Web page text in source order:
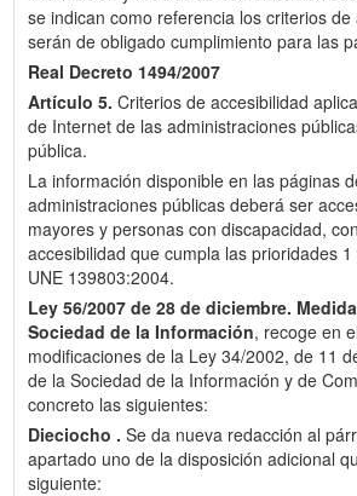
se indican como referencia los criterios
serán de obligado cumplimiento para las
Real Decreto 1494/2007
Artículo 5. Criterios de accesibilidad
de Internet de las administraciones
pública.
La información disponible en las páginas
administraciones públicas deberá ser
mayores y personas con discapacidad,
accesibilidad que cumpla las prioridades
UNE 139803:2004.
Ley 56/2007 de 28 de diciembre.
Sociedad de la Información, recoge en
modificaciones de la Ley 34/2002, de 11
de la Sociedad de la Información y de
concreto las siguientes:
Dieciocho . Se da nueva redacción al
apartado uno de la disposición adicional
siguiente: